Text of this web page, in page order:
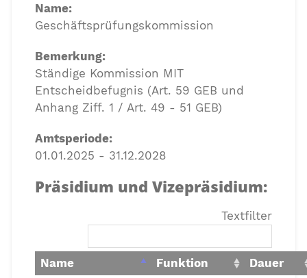
Name:
Geschäftsprüfungskommission
Bemerkung:
Ständige Kommission MIT
Entscheidbefugnis (Art. 59 GEB und
Anhang Ziff. 1 / Art. 49 - 51 GEB)
Amtsperiode:
01.01.2025 - 31.12.2028
Präsidium und Vizepräsidium:
Textfilter
Name Funktion
Dauer